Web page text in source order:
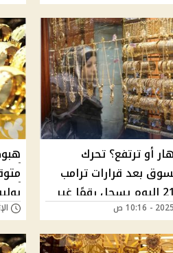
أو ترتفع؟ تحرك
بعد قرارات ترامب
الجمركية.. عيار 21 اليوم يسجل رقمًا غير
الصاغة